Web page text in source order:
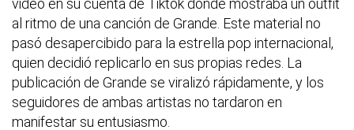
video en su cuenta de Tiktok donde mostraba un outfit
al ritmo de una canción de Grande. Este material no
pasó desapercibido para la estrella pop internacional,
quien decidió replicarlo en sus propias redes. La
publicación de Grande se viralizó rápidamente, y los
seguidores de ambas artistas no tardaron en
manifestar su entusiasmo.